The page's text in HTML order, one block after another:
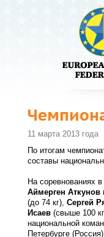
11 марта 2013 года
По итогам
составы
На соревнованиях
Аймерген Аткунов
(до 74 кг), Сергей
Исаев (свыше 100
национальной
Петербурге